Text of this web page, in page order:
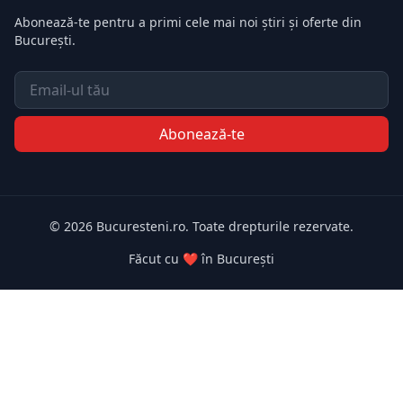
Abonează-te pentru a primi cele mai noi știri și oferte din
București.
Email
Abonează-te
© 2026 Bucuresteni.ro. Toate drepturile rezervate.
Făcut cu ❤️ în București